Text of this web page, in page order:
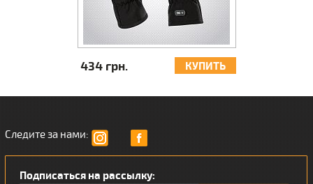
434 грн. КУПИТЬ
Следите за нами:
Подписаться на рассылку: